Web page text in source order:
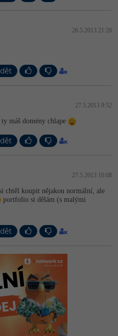
26.5.2013 21:20
27.5.2013 9:52
máš domény chlape
27.5.2013 10:08
si chtěl koupit nějakou normální, ale
portfolio si dělám (s malými